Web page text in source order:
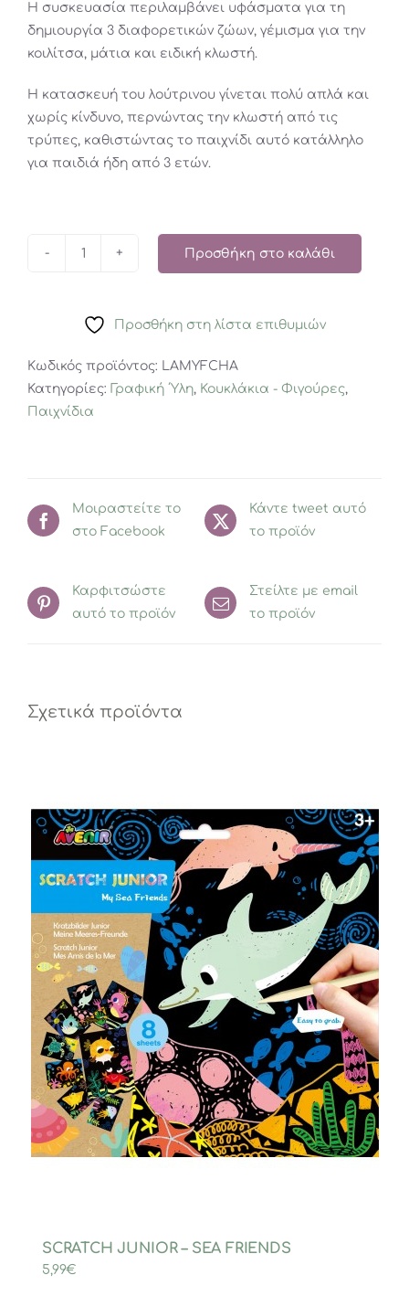
Η συσκευασία περιλαμβάνει υφάσματα για τη
δημιουργία 3 διαφορετικών ζώων, γέμισμα για την
κοιλίτσα, μάτια και ειδική κλωστή.
Η κατασκευή του λούτρινου γίνεται πολύ απλά και
χωρίς κίνδυνο, περνώντας την κλωστή από τις
τρύπες, καθιστώντας το παιχνίδι αυτό κατάλληλο
για παιδιά ήδη από 3 ετών.
CHARM-
ποσότητα
Προσθήκη στο καλάθι
Προσθήκη στη λίστα επιθυμιών
Κωδικός προϊόντος: LAMYFCHA
Κατηγορίες:
Γραφική ΄Υλη, Κουκλάκια - Φιγούρες,
Παιχνίδια
Μοιραστείτε το
στο Facebook
Κάντε tweet αυτό
το προϊόν
Καρφιτσώστε
αυτό το προϊόν
Στείλτε με email
το προϊόν
Σχετικά προϊόντα
SCRATCH JUNIOR – SEA FRIENDS
5,99€